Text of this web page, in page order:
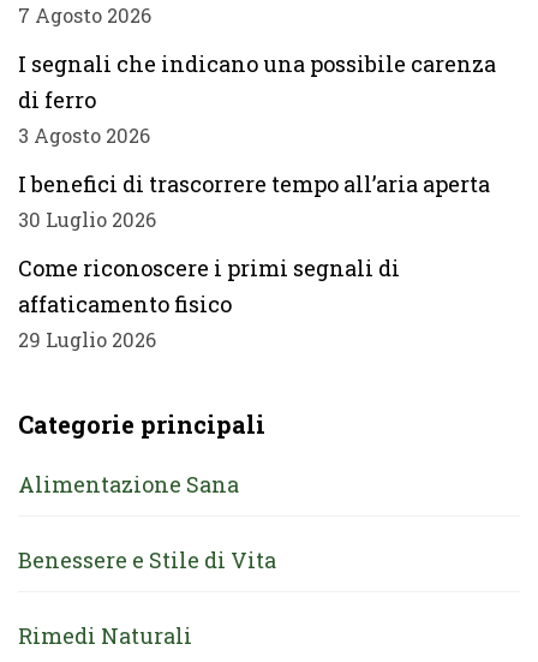
7 Agosto 2026
I segnali che indicano una possibile carenza
di ferro
3 Agosto 2026
I benefici di trascorrere tempo all’aria aperta
30 Luglio 2026
Come riconoscere i primi segnali di
affaticamento fisico
29 Luglio 2026
Categorie principali
Alimentazione Sana
Benessere e Stile di Vita
Rimedi Naturali